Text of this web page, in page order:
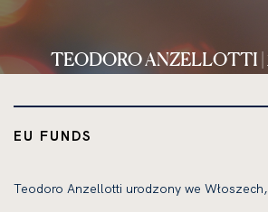
TEODORO ANZELLOTTI |
EU FUNDS
Teodoro Anzellotti urodzony we